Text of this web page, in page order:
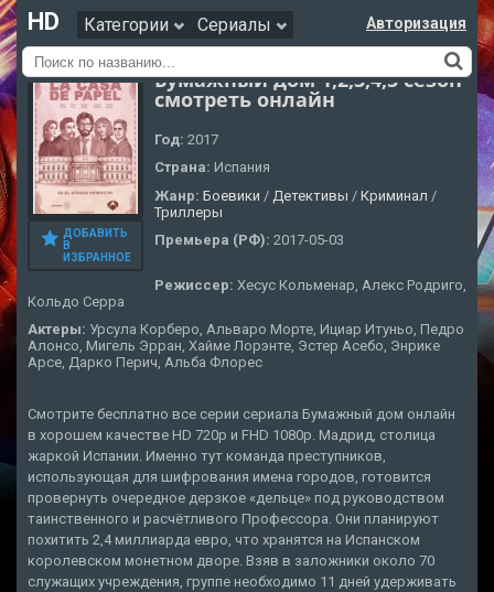
HD Категории Сериалы Авторизация
ДОБАВИТЬ
В
ИЗБРАННОЕ
Бумажный дом 1,2,3,4,5 сезон
смотреть онлайн
Год: 2017
Страна: Испания
Жанр: Боевики / Детективы / Криминал /
Триллеры
Премьера (РФ): 2017-05-03
Режиссер: Хесус Кольменар, Алекс Родриго,
Кольдо Серра
Актеры: Урсула Корберо, Альваро Морте, Ициар Итуньо, Педро
Алонсо, Мигель Эрран, Хайме Лорэнте, Эстер Асебо, Энрике
Арсе, Дарко Перич, Альба Флорес
Смотрите бесплатно все серии сериала Бумажный дом онлайн
в хорошем качестве HD 720p и FHD 1080p. Мадрид, столица
жаркой Испании. Именно тут команда преступников,
использующая для шифрования имена городов, готовится
провернуть очередное дерзкое «дельце» под руководством
таинственного и расчётливого Профессора. Они планируют
похитить 2,4 миллиарда евро, что хранятся на Испанском
королевском монетном дворе. Взяв в заложники около 70
служащих учреждения, группе необходимо 11 дней удерживать